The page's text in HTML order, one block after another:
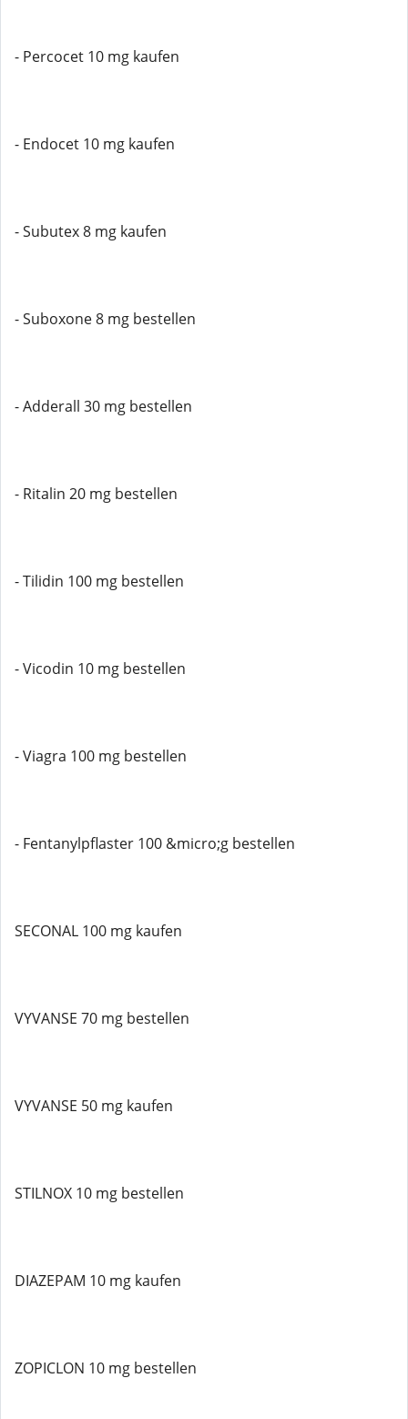
- Percocet 10 mg kaufen
- Endocet 10 mg kaufen
- Subutex 8 mg kaufen
- Suboxone 8 mg bestellen
- Adderall 30 mg bestellen
- Ritalin 20 mg bestellen
- Tilidin 100 mg bestellen
- Vicodin 10 mg bestellen
- Viagra 100 mg bestellen
- Fentanylpflaster 100 &micro;g bestellen
SECONAL 100 mg kaufen
VYVANSE 70 mg bestellen
VYVANSE 50 mg kaufen
STILNOX 10 mg bestellen
DIAZEPAM 10 mg kaufen
ZOPICLON 10 mg bestellen